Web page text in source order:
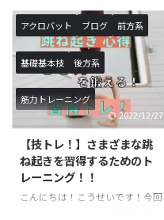
８：５０ ...
けの記事になります。あふりは、
基本技を行うにあたって必要な体
の使い方になります。ロンダート
やバク転などを行う際に必須にな
るので、習得したい方や技の熟練
度を上げたい方は必見の記事にな
ります！ あふりとは？？ あふり
は聞き慣れないワードだと思いま
やロンダートを行う際によく使わ
れます。身体をバネのようにして
着手した手の方向に足を入れ込む
動作のことを言います。ジャンプ
アクロバット ブログ 前方系
基礎基本技 後方系
筋力トレーニング
2022/12/27
【技トレ！】さまざまな跳
ね起きを習得するためのト
レーニング！！
こんにちは！こうせいです！今回